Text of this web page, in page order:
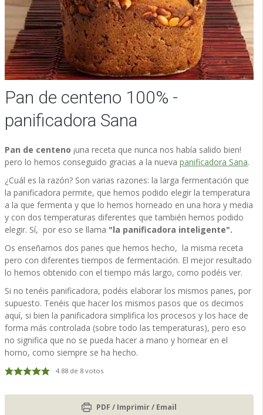
Pan de centeno 100% -
panificadora Sana
Pan de centeno ¡una receta que nunca nos había salido bien!
pero lo hemos conseguido gracias a la nueva panificadora Sana.
¿Cuál es la razón? Son varias razones: la larga fermentación que
la panificadora permite, que hemos podido elegir la temperatura
a la que fermenta y que lo hemos horneado en una hora y media
y con dos temperaturas diferentes que también hemos podido
elegir. Sí, por eso se llama "la panificadora inteligente".
Os enseñamos dos panes que hemos hecho, la misma receta
pero con diferentes tiempos de fermentación. El mejor resultado
lo hemos obtenido con el tiempo más largo, como podéis ver.
Si no tenéis panificadora, podéis elaborar los mismos panes, por
supuesto. Tenéis que hacer los mismos pasos que os decimos
aquí, si bien la panificadora simplifica los procesos y los hace de
forma más controlada (sobre todo las temperaturas), pero eso
no significa que no se pueda hacer a mano y hornear en el
horno, como siempre se ha hecho.
4.88de 8votos
PDF / Imprimir / Email